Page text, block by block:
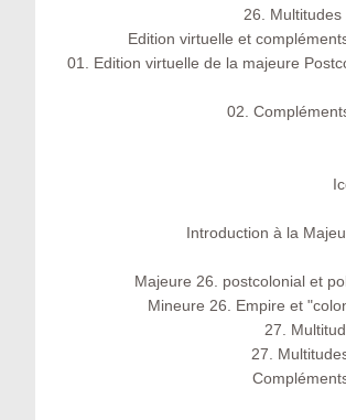
26.
Edition virtuelle et
01. Edition virtuelle de la majeure
02.
Introduction à la
Majeure 26. postcolonial et
Mineure 26. Empire et
27.
27.